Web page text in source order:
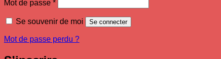
Mot de passe *Obligatoire
Se souvenir de moi Se connecter
Mot de passe perdu ?